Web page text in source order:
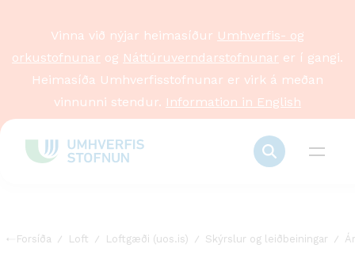
Vinna við nýjar heimasíður Umhverfis- og
orkustofnunar og Náttúruverndarstofnunar er í gangi.
Heimasíða Umhverfisstofnunar er virk á meðan
vinnunni stendur. Information in English
Forsíða Loft Loftgæði (uos.is) Skýrslur og leiðbeiningar